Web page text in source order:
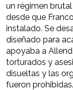
un régimen
desde que
instalado. Se
diseñado para
apoyaba a
torturados y
disueltas y las
fueron prohibidas.